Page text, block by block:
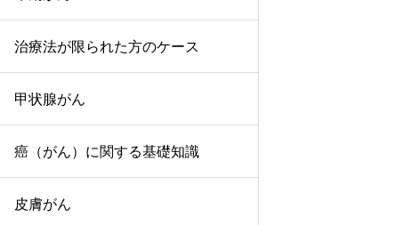
治療法が限られた方のケース
甲状腺がん
癌（がん）に関する基礎知識
皮膚がん